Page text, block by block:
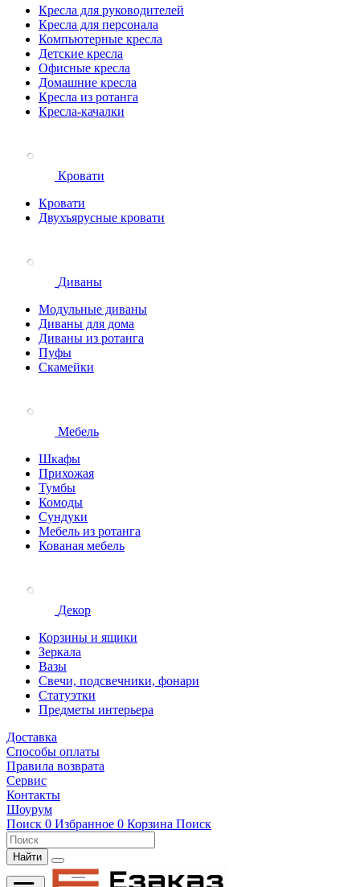
Кресла для руководителей
Кресла для персонала
Компьютерные кресла
Детские кресла
Офисные кресла
Домашние кресла
Кресла из ротанга
Кресла-качалки
Кровати
Кровати
Двухъярусные кровати
Диваны
Модульные диваны
Диваны для дома
Диваны из ротанга
Пуфы
Скамейки
Мебель
Шкафы
Прихожая
Тумбы
Комоды
Сундуки
Мебель из ротанга
Кованая мебель
Декор
Корзины и ящики
Зеркала
Вазы
Свечи, подсвечники, фонари
Статуэтки
Предметы интерьера
Доставка
Способы оплаты
Правила возврата
Сервис
Контакты
Шоурум
Поиск 0 Избранное 0 Корзина Поиск
Найти